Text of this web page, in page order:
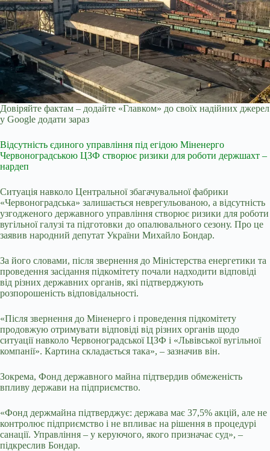
Довіряйте фактам – додайте «Главком» до своїх надійних джерел
у Google додати зараз
Відсутність єдиного управління під егідою Міненерго
Червоноградською ЦЗФ створює ризики для роботи держшахт –
нардеп
Ситуація навколо Центральної збагачувальної фабрики
«Червоноградська» залишається неврегульованою, а відсутність
узгодженого державного управління створює ризики для роботи
вугільної галузі та підготовки до опалювального сезону. Про це
заявив народний депутат України Михайло Бондар.
За його словами, після звернення до Міністерства енергетики та
проведення засідання підкомітету почали надходити відповіді
від різних державних органів, які підтверджують
розпорошеність відповідальності.
«Після звернення до Міненерго і проведення підкомітету
продовжую отримувати відповіді від різних органів щодо
ситуації навколо Червоноградської ЦЗФ і «Львівської вугільної
компанії». Картина складається така», – зазначив він.
Зокрема, Фонд державного майна підтвердив обмеженість
впливу держави на підприємство.
«Фонд держмайна підтверджує: держава має 37,5% акцій, але не
контролює підприємство і не впливає на рішення в процедурі
санації. Управління – у керуючого, якого призначає суд», –
підкреслив Бондар.